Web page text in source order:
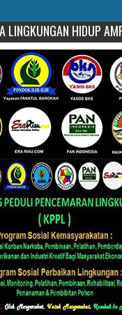
LINGKUNGAN HIDUP